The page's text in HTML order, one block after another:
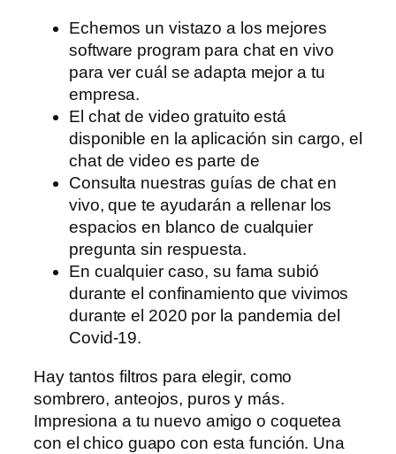
Echemos un vistazo a los mejores
software program para chat en vivo
para ver cuál se adapta mejor a tu
empresa.
El chat de video gratuito está
disponible en la aplicación sin cargo, el
chat de video es parte de
Consulta nuestras guías de chat en
vivo, que te ayudarán a rellenar los
espacios en blanco de cualquier
pregunta sin respuesta.
En cualquier caso, su fama subió
durante el confinamiento que vivimos
durante el 2020 por la pandemia del
Covid-19.
Hay tantos filtros para elegir, como
sombrero, anteojos, puros y más.
Impresiona a tu nuevo amigo o coquetea
con el chico guapo con esta función. Una